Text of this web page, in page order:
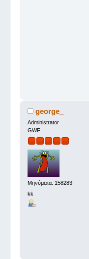
george_
Administrator
GWF
Μηνύματα: 158283
kk